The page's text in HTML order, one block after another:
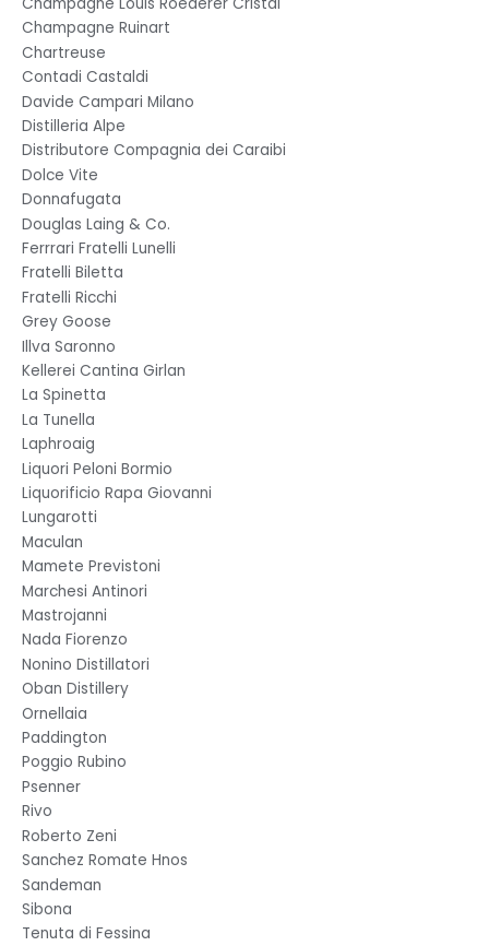
Champagne Ruinart
Chartreuse
Contadi Castaldi
Davide Campari Milano
Distilleria Alpe
Distributore Compagnia dei Caraibi
Dolce Vite
Donnafugata
Douglas Laing & Co.
Ferrrari Fratelli Lunelli
Fratelli Biletta
Fratelli Ricchi
Grey Goose
Illva Saronno
Kellerei Cantina Girlan
La Spinetta
La Tunella
Laphroaig
Liquori Peloni Bormio
Liquorificio Rapa Giovanni
Lungarotti
Maculan
Mamete Previstoni
Marchesi Antinori
Mastrojanni
Nada Fiorenzo
Nonino Distillatori
Oban Distillery
Ornellaia
Paddington
Poggio Rubino
Psenner
Rivo
Roberto Zeni
Sanchez Romate Hnos
Sandeman
Sibona
Tenuta di Fessina